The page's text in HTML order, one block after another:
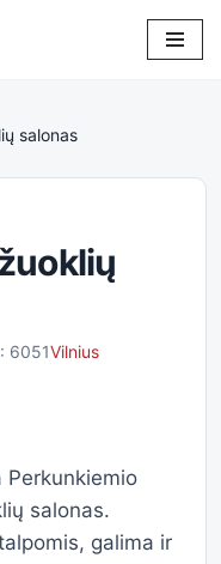
salonas
6051Vilnius
Perkunkiemio
salonas.
galima ir